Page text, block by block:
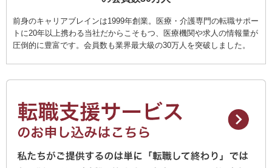
前身のキャリアブレインは1999年創業。医療・介護専門の転職サポー
トに20年以上携わる当社だからこそもつ、医療機関や求人の情報量が
圧倒的に豊富です。会員数も業界最大級の30万人を突破しました。